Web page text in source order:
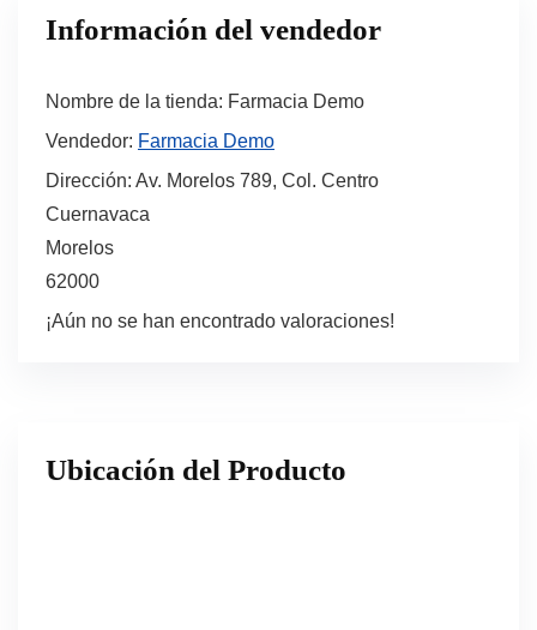
Información del vendedor
Nombre de la tienda: Farmacia Demo
Vendedor: Farmacia Demo
Dirección: Av. Morelos 789, Col. Centro
Cuernavaca
Morelos
62000
¡Aún no se han encontrado valoraciones!
Ubicación del Producto